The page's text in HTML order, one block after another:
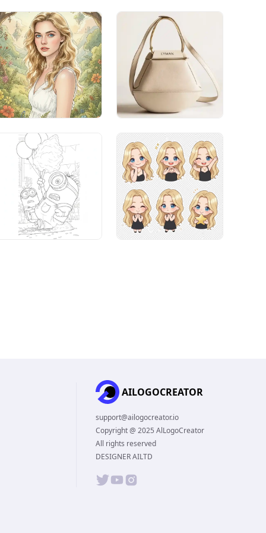
AILOGOCREATOR
support@ailogocreator.io
Copyright @ 2025 AlLogoCreator
All rights reserved
DESIGNER AILTD